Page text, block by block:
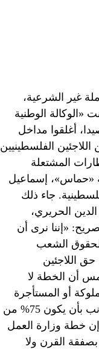
غير الشرعية،
«الوكالة الوطنية
أغلقوا مداخل
الفلسطينيين
المشتعلة
«حماس»، إسماعيل
جاء ذلك
الحريري،
«إننا نرى أن
لحقوق الشعب
اللاجئين
أن الخطة لا
أو المستأجرة
من أجانب لا يحملون إجازة عمل، ومنع وإلزام المؤسسات التجارية المملوكة لأجانب بأن يكون 75% من
إن خطة وزارة العمل
بصفقة القرن ولا